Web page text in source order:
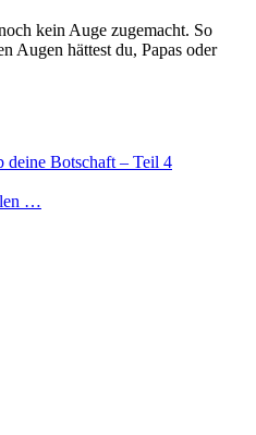
kein Auge zugemacht. So
Augen hättest du, Papas oder
deine Botschaft – Teil 4
…